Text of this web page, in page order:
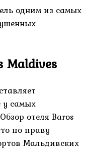
одним из самых
Maldives
у самых
отеля Baros
по праву
Мальдивских